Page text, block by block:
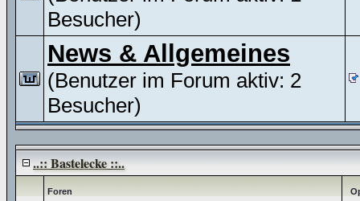
Besucher)
News & Allgemeines
(Benutzer im Forum aktiv: 2
Besucher)
..:: Bastelecke ::..
Foren